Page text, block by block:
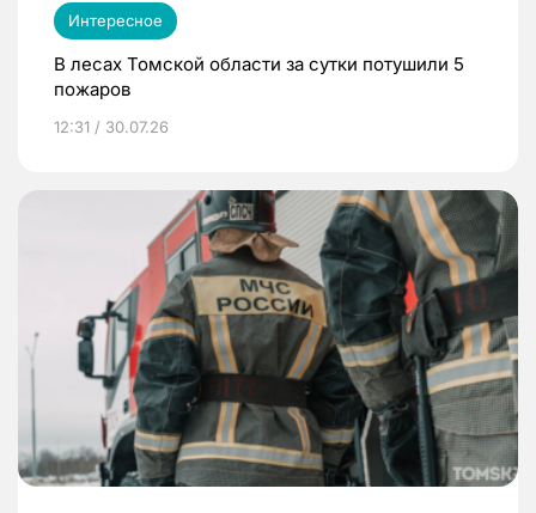
Интересное
В лесах Томской области за сутки потушили 5
пожаров
12:31 / 30.07.26